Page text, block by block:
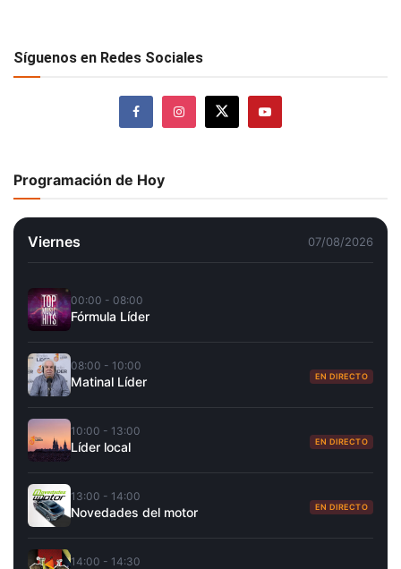
Síguenos en Redes Sociales
Programación de Hoy
Viernes 07/08/2026
00:00 - 08:00
Fórmula Líder
08:00 - 10:00
Matinal Líder EN DIRECTO
10:00 - 13:00
Líder local EN DIRECTO
13:00 - 14:00
Novedades del motor EN DIRECTO
14:00 - 14:30